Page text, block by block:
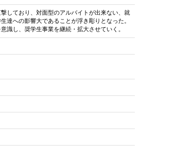
しており、対面型のアルバイトが出来ない、就
達への影響大であることが浮き彫りとなった。
識し、奨学生事業を継続・拡大させていく。